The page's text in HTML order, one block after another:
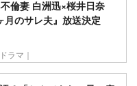
倫妻 白洲迅×桜井日奈
月のサレ夫』放送決定
ラマ｜